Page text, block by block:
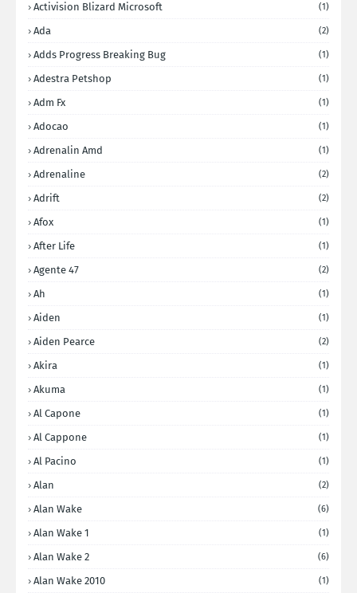
Activision Blizard Microsoft (1)
Ada (2)
Adds Progress Breaking Bug (1)
Adestra Petshop (1)
Adm Fx (1)
Adocao (1)
Adrenalin Amd (1)
Adrenaline (2)
Adrift (2)
Afox (1)
After Life (1)
Agente 47 (2)
Ah (1)
Aiden (1)
Aiden Pearce (2)
Akira (1)
Akuma (1)
Al Capone (1)
Al Cappone (1)
Al Pacino (1)
Alan (2)
Alan Wake (6)
Alan Wake 1 (1)
Alan Wake 2 (6)
Alan Wake 2010 (1)